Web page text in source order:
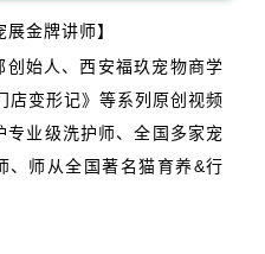
展金牌讲师】
始人、西安福玖宠物商学
店变形记》等系列原创视频
业级洗护师、全国多家宠
、师从全国著名猫育养&行